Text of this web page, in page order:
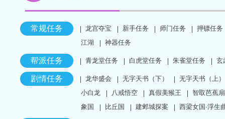
常规任务 龙宫夺宝 新手任务 师门任务
押镖任务
江湖
神器任务
帮派任务 青龙堂任务 白虎堂任务 朱雀堂任务 玄
剧情任务 龙华盛会 无字天书（下）
无字天书（上）
小白龙
八戒悟空 真假美猴王
智取芭蕉扇
象国
比丘国 建邺城探案 西梁女国·浮生